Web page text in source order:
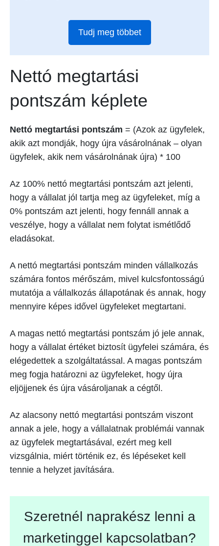
Tudj meg többet
Nettó megtartási
pontszám képlete
Nettó megtartási pontszám = (Azok az ügyfelek,
akik azt mondják, hogy újra vásárolnának – olyan
ügyfelek, akik nem vásárolnának újra) * 100
Az 100% nettó megtartási pontszám azt jelenti,
hogy a vállalat jól tartja meg az ügyfeleket, míg a
0% pontszám azt jelenti, hogy fennáll annak a
veszélye, hogy a vállalat nem folytat ismétlődő
eladásokat.
A nettó megtartási pontszám minden vállalkozás
számára fontos mérőszám, mivel kulcsfontosságú
mutatója a vállalkozás állapotának és annak, hogy
mennyire képes idővel ügyfeleket megtartani.
A magas nettó megtartási pontszám jó jele annak,
hogy a vállalat értéket biztosít ügyfelei számára, és
elégedettek a szolgáltatással. A magas pontszám
meg fogja határozni az ügyfeleket, hogy újra
eljöjjenek és újra vásároljanak a cégtől.
Az alacsony nettó megtartási pontszám viszont
annak a jele, hogy a vállalatnak problémái vannak
az ügyfelek megtartásával, ezért meg kell
vizsgálnia, miért történik ez, és lépéseket kell
tennie a helyzet javítására.
Szeretnél naprakész lenni a
marketinggel kapcsolatban?